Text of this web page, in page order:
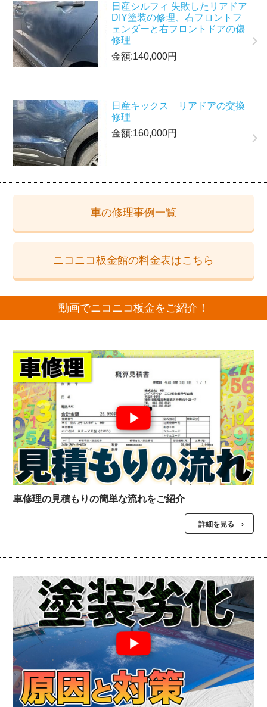
日産シルフィ 失敗したリアドア
DIY塗装の修理、右フロントフ
ェンダーと右フロントドアの傷
修理
金額:140,000円
日産キックス リアドアの交換
修理
金額:160,000円
車の修理事例一覧
ニコニコ板金館の料金表はこちら
動画でニコニコ板金をご紹介！
車修理の見積もりの簡単な流れをご紹介
詳細を見る ›